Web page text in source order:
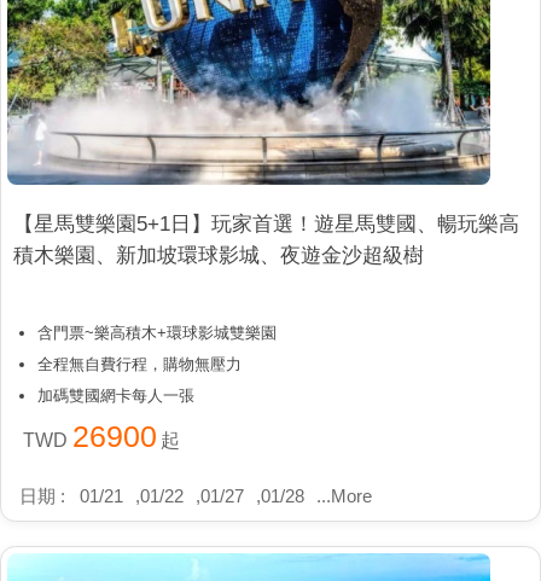
【星馬雙樂園5+1日】玩家首選！遊星馬雙國、暢玩樂高
積木樂園、新加坡環球影城、夜遊金沙超級樹
含門票~樂高積木+環球影城雙樂園
全程無自費行程，購物無壓力
加碼雙國網卡每人一張
TWD 26900 起
日期 : 01/21 ,01/22 ,01/27 ,01/28 ...More